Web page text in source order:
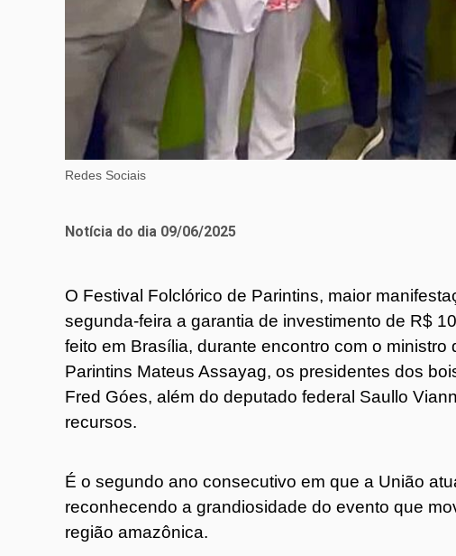
Redes Sociais
Notícia do dia 09/06/2025
O Festival Folclórico de Parintins, maior
segunda-feira a garantia de investimento de R$
feito em Brasília, durante encontro com o
Parintins Mateus Assayag, os presidentes dos
Fred Góes, além do deputado federal Saullo
recursos.
É o segundo ano consecutivo em que a União
reconhecendo a grandiosidade do evento que
região amazônica.